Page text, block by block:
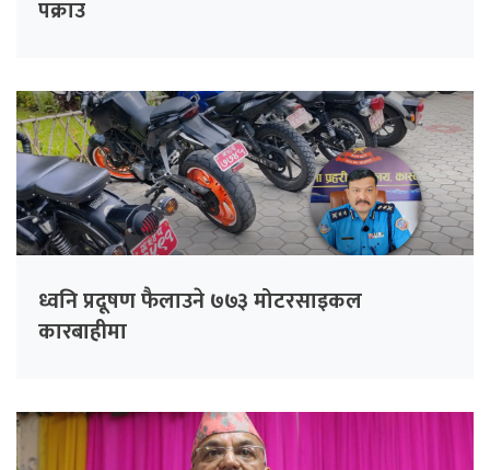
पक्राउ
ध्वनि प्रदूषण फैलाउने ७७३ मोटरसाइकल
कारबाहीमा